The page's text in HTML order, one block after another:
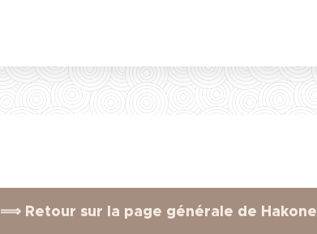
⟹ Retour sur la page générale de Hakone